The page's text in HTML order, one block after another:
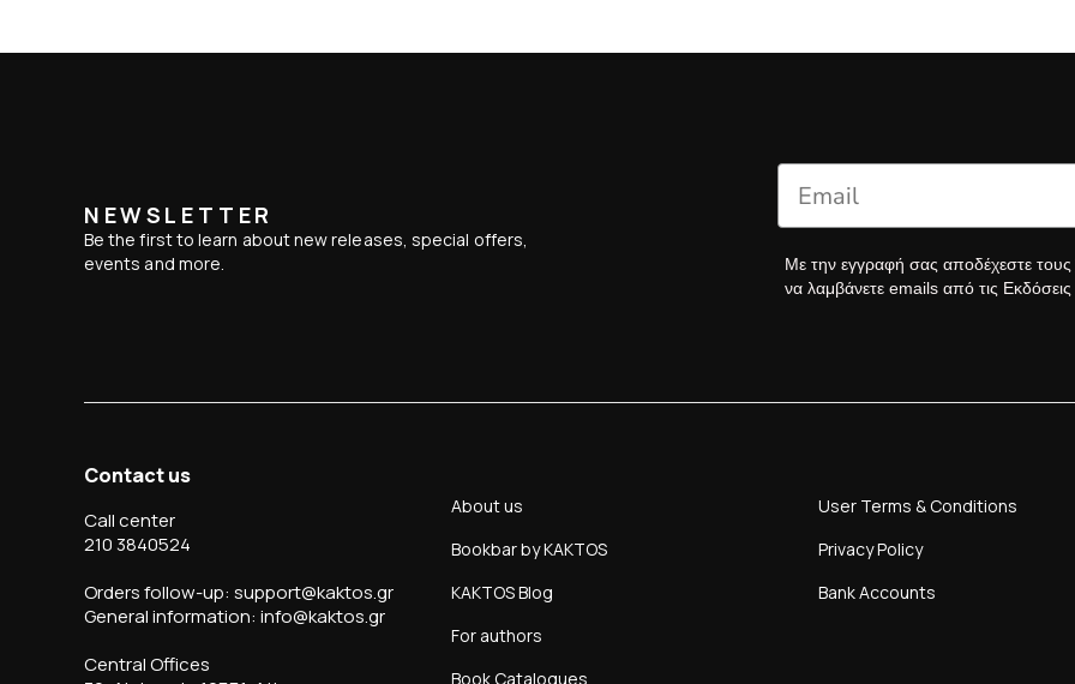
NEWSLETTER
Be the first to learn about new releases, special offers,
events and more.
Με την εγγραφή σας αποδέχεστε τους
να λαμβάνετε emails από τις
Contact us
Call center
210 3840524
Orders follow-up: support@kaktos.gr
General information: info@kaktos.gr
Central Offices
About us
Bookbar by KAKTOS
KAKTOS Blog
For authors
Book Catalogues
User Terms & Conditions
Privacy Policy
Bank Accounts